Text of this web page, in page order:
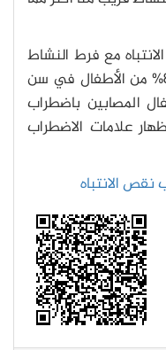
مع فرط النشاط
) يؤثر على ما يقدر بنحو 8% من الأطفال في سن
المصابين باضطراب
علامات الاضطراب
الانتباه